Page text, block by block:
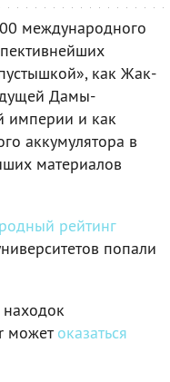
международного
как Жак-
Дамы-
империи и как
аккумулятора в
материалов
рейтинг
попали
можетоказаться